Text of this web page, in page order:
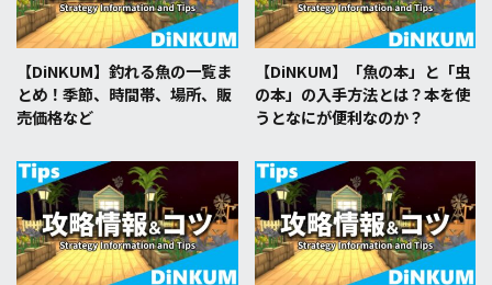
【DiNKUM】釣れる魚の一覧ま
とめ！季節、時間帯、場所、販
売価格など
【DiNKUM】「魚の本」と「虫
の本」の入手方法とは？本を使
うとなにが便利なのか？